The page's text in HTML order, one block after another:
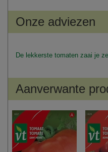
Onze adviezen
De lekkerste tomaten zaai je
Aanverwante